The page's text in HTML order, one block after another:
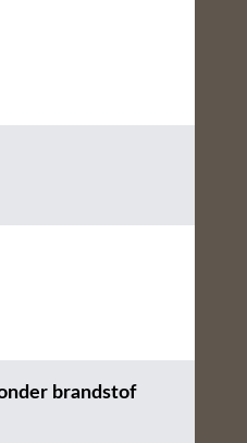
brandstof